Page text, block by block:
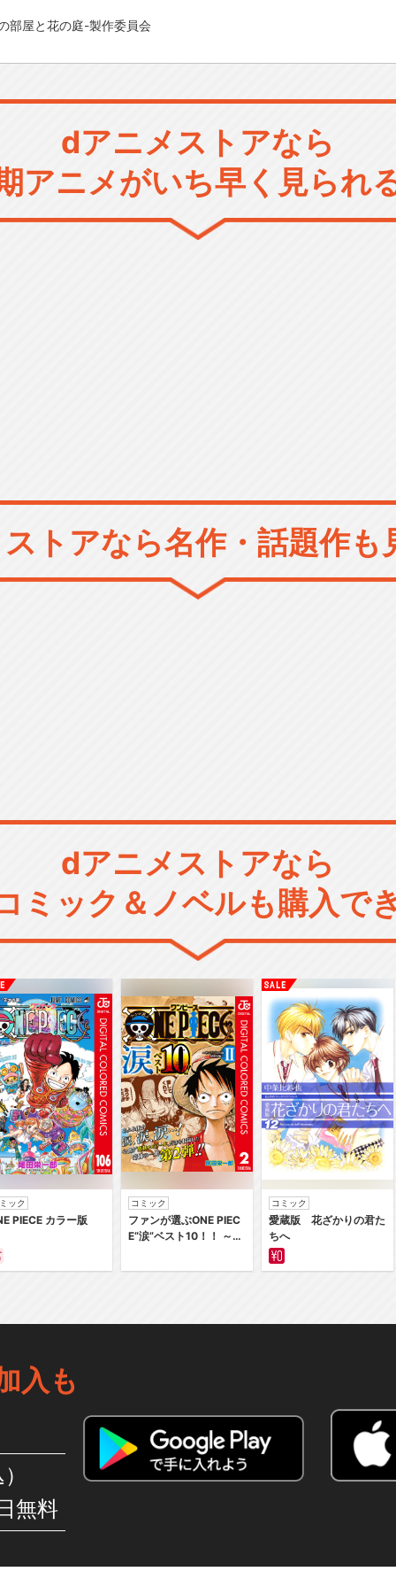
屋と花の庭-製作委員会
dアニメストアなら
アニメがいち早く見られ
トアなら名作・話題作も
dアニメストアなら
ミック＆ノベルも購入で
ック
PIECE カラー版
コミック
ファンが選ぶONE PIEC
E“涙”ベスト10！！ ～サ
～ カラー版
コミック
愛蔵版 花ざかりの君た
ちへ
入も
無料